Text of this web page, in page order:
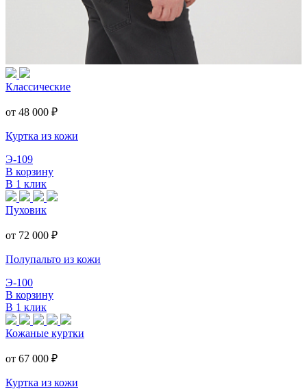
Классические
от 48 000 ₽
Куртка из кожи
Э-109
В корзину
В 1 клик
Пуховик
от 72 000 ₽
Полупальто из кожи
Э-100
В корзину
В 1 клик
Кожаные куртки
от 67 000 ₽
Куртка из кожи